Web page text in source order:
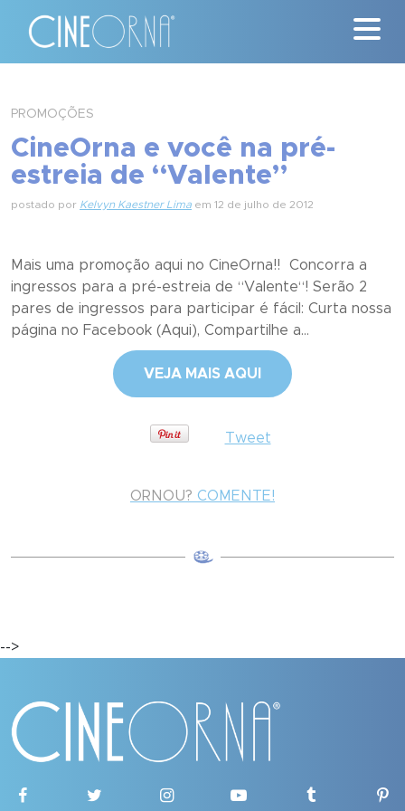
News
#ClássicosCineOrna
Nossa História
Contato
PROMOÇÕES
CineOrna e você na pré-
estreia de “Valente”
postado por Kelvyn Kaestner Lima em 12 de julho de 2012
Mais uma promoção aqui no CineOrna!! Concorra a
ingressos para a pré-estreia de “Valente“! Serão 2
pares de ingressos para participar é fácil: Curta nossa
página no Facebook (Aqui), Compartilhe a...
VEJA MAIS AQUI
Tweet
ORNOU? COMENTE!
-->